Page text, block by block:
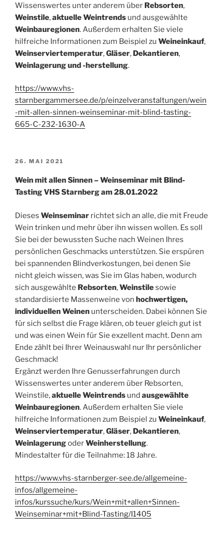
Wissenswertes unter anderem über Rebsorten,
Weinstile,aktuelle Weintrends und ausgewählte
Weinbauregionen. Außerdem erhalten Sie viele
hilfreiche Informationen zum Beispiel zu Weineinkauf,
Weinserviertemperatur,Gläser, Dekantieren,
Weinlagerung und -herstellung.
https://www.vhs-
starnbergammersee.de/p/einzelveranstaltungen/wein
-mit-allen-sinnen-weinseminar-mit-blind-tasting-
665-C-232-1630-A
VERÖFFENTLICHT
26. MAI 2021
Wein mit allen Sinnen – Weinseminar mit Blind-
Tasting VHS Starnberg am 28.01.2022
Dieses Weinseminar richtet sich an alle, die mit Freude
Wein trinken und mehr über ihn wissen wollen. Es soll
Sie bei der bewussten Suche nach Weinen Ihres
persönlichen Geschmacks unterstützen. Sie erspüren
bei spannenden Blindverkostungen, bei denen Sie
nicht gleich wissen, was Sie im Glas haben, wodurch
sich ausgewählte Rebsorten,Weinstilesowie
standardisierte Massenweine von hochwertigen,
individuellen Weinen unterscheiden. Dabei können Sie
für sich selbst die Frage klären, ob teuer gleich gut ist
und was einen Wein für Sie exzellent macht. Denn am
Ende zählt bei Ihrer Weinauswahl nur Ihr persönlicher
Geschmack!
Ergänzt werden Ihre Genusserfahrungen durch
Wissenswertes unter anderem über Rebsorten,
Weinstile,aktuelle Weintrends und ausgewählte
Weinbauregionen. Außerdem erhalten Sie viele
hilfreiche Informationen zum Beispiel zu Weineinkauf,
Weinserviertemperatur,Gläser, Dekantieren,
WeinlagerungoderWeinherstellung.
Mindestalter für die Teilnahme: 18 Jahre.
https://www.vhs-starnberger-see.de/allgemeine-
infos/allgemeine-
infos/kurssuche/kurs/Wein+mit+allen+Sinnen-
Weinseminar+mit+Blind-Tasting/I1405